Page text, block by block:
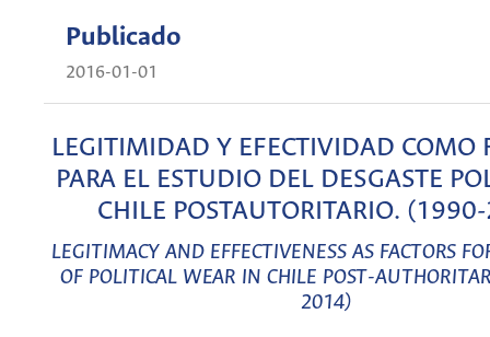
Publicado
2016-01-01
LEGITIMIDAD Y EFECTIVIDAD COMO
PARA EL ESTUDIO DEL DESGASTE
CHILE POSTAUTORITARIO.
LEGITIMACY AND EFFECTIVENESS AS FACTORS
OF POLITICAL WEAR IN CHILE POST-
2014)